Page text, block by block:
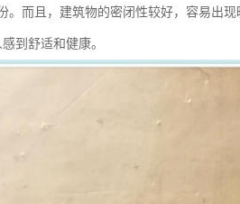
而且，建筑物的密闭性较好，容易出现
到舒适和健康。